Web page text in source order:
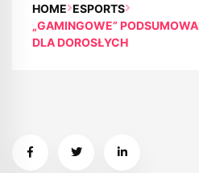
HOME ESPORTS
„GAMINGOWE”
DLA DOROSŁYCH